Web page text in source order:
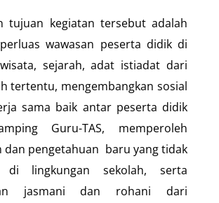
tujuan kegiatan tersebut adalah
wawasan peserta didik di
sejarah, adat istiadat dari
tertentu, mengembangkan sosial
sama baik antar peserta didik
Guru-TAS, memperoleh
dan pengetahuan baru yang tidak
di lingkungan sekolah, serta
jasmani dan rohani dari